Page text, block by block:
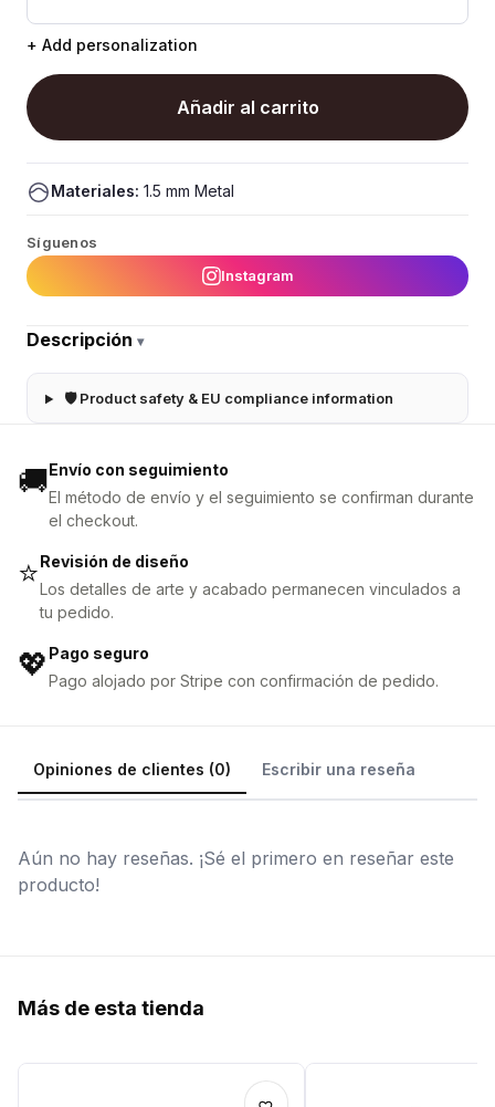
+ Add personalization
Añadir al carrito
Materiales: 1.5 mm Metal
Síguenos
Instagram
Descripción ▾
🛡 Product safety & EU compliance information
🚚Envío con seguimiento
El método de envío y el seguimiento se confirman durante
el checkout.
⭐Revisión de diseño
Los detalles de arte y acabado permanecen vinculados a
tu pedido.
💖 Pago seguro
Pago alojado por Stripe con confirmación de pedido.
Opiniones de clientes (0) Escribir una reseña
Aún no hay reseñas. ¡Sé el primero en reseñar este
producto!
Más de esta tienda